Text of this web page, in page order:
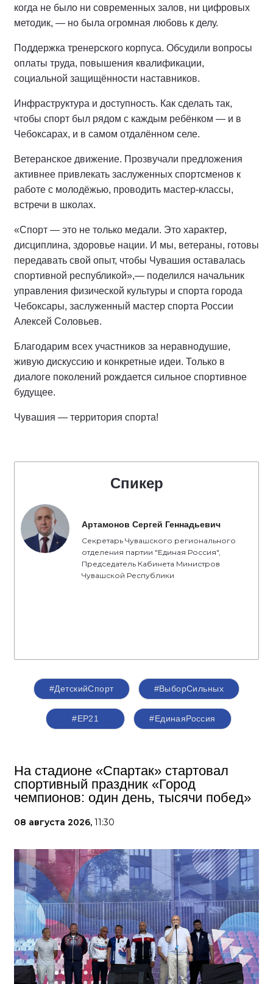
когда не было ни современных залов, ни цифровых
методик, — но была огромная любовь к делу.
Поддержка тренерского корпуса. Обсудили вопросы
оплаты труда, повышения квалификации,
социальной защищённости наставников.
Инфраструктура и доступность. Как сделать так,
чтобы спорт был рядом с каждым ребёнком — и в
Чебоксарах, и в самом отдалённом селе.
Ветеранское движение. Прозвучали предложения
активнее привлекать заслуженных спортсменов к
работе с молодёжью, проводить мастер-классы,
встречи в школах.
«Спорт — это не только медали. Это характер,
дисциплина, здоровье нации. И мы, ветераны, готовы
передавать свой опыт, чтобы Чувашия оставалась
спортивной республикой»,— поделился начальник
управления физической культуры и спорта города
Чебоксары, заслуженный мастер спорта России
Алексей Соловьев.
Благодарим всех участников за неравнодушие,
живую дискуссию и конкретные идеи. Только в
диалоге поколений рождается сильное спортивное
будущее.
Чувашия — территория спорта!
Спикер
Артамонов Сергей Геннадьевич
Секретарь Чувашского регионального
отделения партии "Единая Россия",
Председатель Кабинета Министров
Чувашской Республики
#ДетскийСпорт #ВыборСильных
#ЕР21 #ЕдинаяРоссия
На стадионе «Спартак» стартовал
спортивный праздник «Город
чемпионов: один день, тысячи побед»
08 августа 2026, 11:30